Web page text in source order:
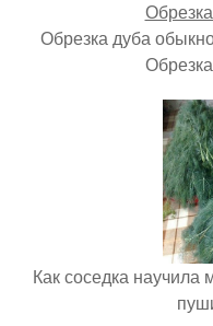
Обрезка дуба
Как соседка